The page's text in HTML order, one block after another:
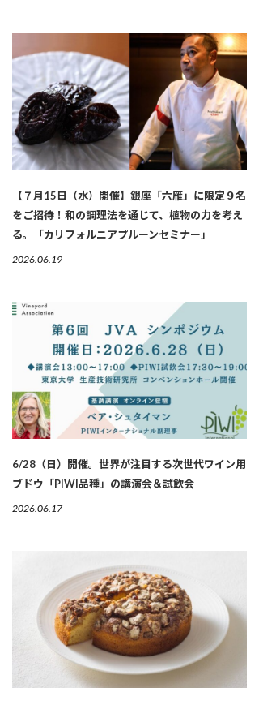
【７月15日（水）開催】銀座「六雁」に限定９名
をご招待！和の調理法を通じて、植物の力を考え
る。「カリフォルニアプルーンセミナー」
2026.06.19
6/28（日）開催。世界が注目する次世代ワイン用
ブドウ「PIWI品種」の講演会＆試飲会
2026.06.17